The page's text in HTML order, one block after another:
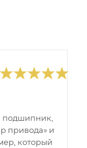
подшипник,
привода» и
который